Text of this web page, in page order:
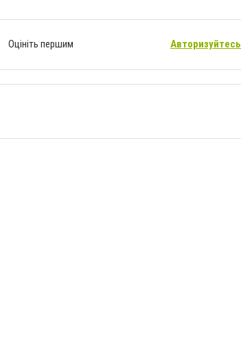
Оцініть першим Авторизуйтесь